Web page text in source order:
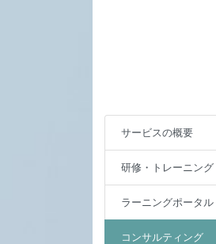
サービスの概要
研修・トレーニング
ラーニングポータル
コンサルティング